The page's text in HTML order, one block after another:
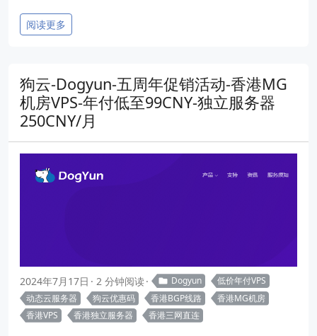
阅读更多
狗云-Dogyun-五周年促销活动-香港MG
机房VPS-年付低至99CNY-独立服务器
250CNY/月
2024年7月17日 2 分钟阅读 Dogyun
低价年付VPS
动态云服务器
狗云优惠码 香港BGP线路
香港MG机房
香港VPS
香港独立服务器 香港三网直连